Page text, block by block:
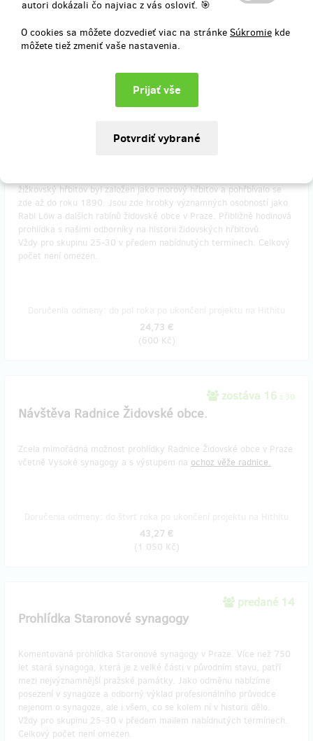
autori dokázali čo najviac z vás osloviť. 🎯
O cookies sa môžete dozvedieť viac na stránke Súkromie kde
môžete tiež zmeniť vaše nastavenia.
Doručenia odmeny: Zásilkovna, do štvrť roka po ukončení projektu
na Hithitu
Prohlídka židovského hřbitova
žižkovský hřbitov byl založen jako morový hřbitov a pohřbívalo se
zde až do roku 1890. Jsou zde hrobky významných osobností jako
Rabi Löw a dalších rabínů židovské obce v Praze. Přibližně hodinová
prohlídka s našimi odborníky na historii židovských hřbitovů.
Vždy pro skupinu 25-30 v předem nabídnutých termínech. Celkový
počet není omezen.
24,73 €
(600 Kč)
zostáva 16 z 30
Návštěva Radnice Židovské obce.
Zcela mimořádná možnost prohlídky Radnice Židovské obce v Praze
včetně Vysoké synagogy a s výstupem na ochoz věže radnice.
43,27 €
(1 050 Kč)
predané 14
Prohlídka Staronové synagogy
Komentovaná prohlídka Staronové synagogy v Praze. Více než 750
let stará synagoga, která je z velké části v původním stavu, patří
mezi nejvýznamnější pražské památky. Jako odměnu nabízíme
posezení v synagoze a odborný výklad profesionálního průvodce
nejenom o synagoze, ale i všem, co se kolem ní v historii dělo.
Vždy pro skupinu 25-30 v předem mailem nabídnutých termínech.
Celkový počet není omezen.